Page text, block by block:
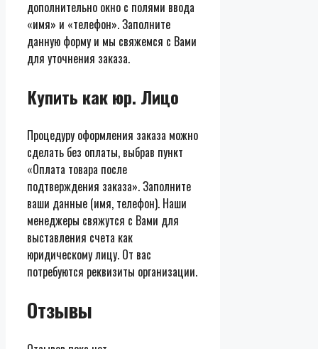
дополнительно окно с полями ввода
«имя» и «телефон». Заполните
данную форму и мы свяжемся с Вами
для уточнения заказа.
Купить как юр. Лицо
Процедуру оформления заказа можно
сделать без оплаты, выбрав пункт
«Оплата товара после
подтверждения заказа». Заполните
ваши данные (имя, телефон). Наши
менеджеры свяжутся с Вами для
выставления счета как
юридическому лицу. От вас
потребуются реквизиты организации.
Отзывы